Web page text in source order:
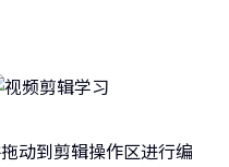
动到剪辑操作区进行编